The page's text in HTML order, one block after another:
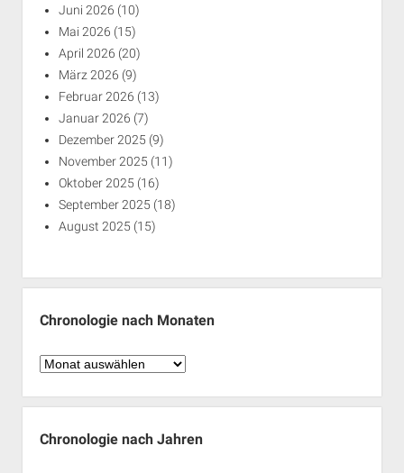
Juni 2026 (10)
Mai 2026 (15)
April 2026 (20)
März 2026 (9)
Februar 2026 (13)
Januar 2026 (7)
Dezember 2025 (9)
November 2025 (11)
Oktober 2025 (16)
September 2025 (18)
August 2025 (15)
Chronologie nach Monaten
Chronologie
Monaten
Chronologie nach Jahren